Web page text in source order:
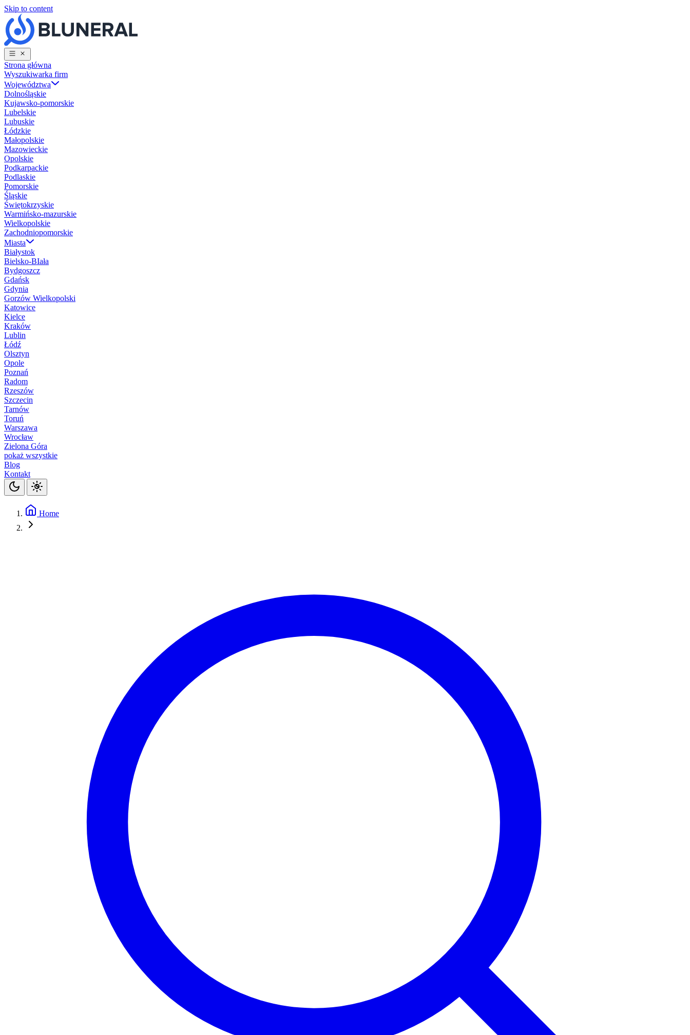
Skip to content
Strona główna
Wyszukiwarka firm
Województwa
Dolnośląskie
Kujawsko-pomorskie
Lubelskie
Lubuskie
Łódzkie
Małopolskie
Mazowieckie
Opolskie
Podkarpackie
Podlaskie
Pomorskie
Śląskie
Świętokrzyskie
Warmińsko-mazurskie
Wielkopolskie
Zachodniopomorskie
Miasta
Białystok
Bielsko-BIała
Bydgoszcz
Gdańsk
Gdynia
Gorzów Wielkopolski
Katowice
Kielce
Kraków
Lublin
Łódź
Olsztyn
Opole
Poznań
Radom
Rzeszów
Szczecin
Tarnów
Toruń
Warszawa
Wrocław
Zielona Góra
pokaż wszystkie
Blog
Kontakt
Home